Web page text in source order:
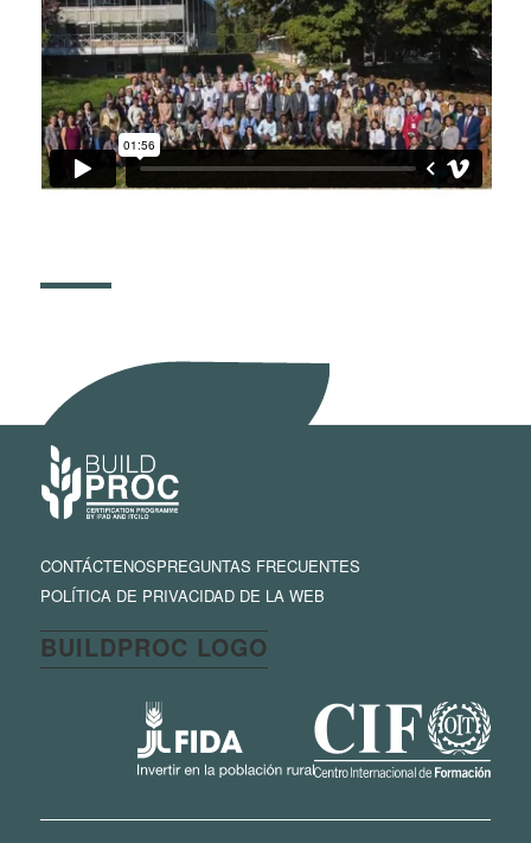
CONTÁCTENOSPREGUNTAS FRECUENTES
POLÍTICA DE PRIVACIDAD DE LA WEB
BUILDPROC LOGO